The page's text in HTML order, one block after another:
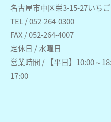
名古屋市中区栄3-15-27いち
TEL / 052-264-0300
FAX / 052-264-4007
定休日 / 水曜日
営業時間 / 【平日】10:00～
17:00